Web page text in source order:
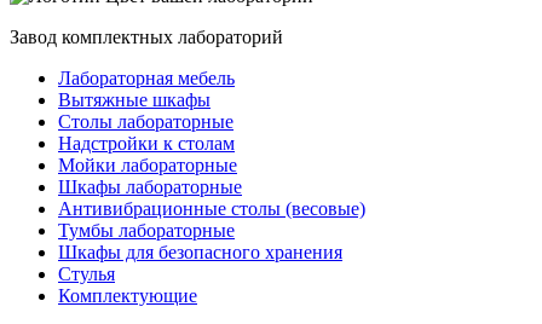
Завод комплектных лабораторий
Лабораторная мебель
Вытяжные шкафы
Столы лабораторные
Надстройки к столам
Мойки лабораторные
Шкафы лабораторные
Антивибрационные столы (весовые)
Тумбы лабораторные
Шкафы для безопасного хранения
Стулья
Комплектующие